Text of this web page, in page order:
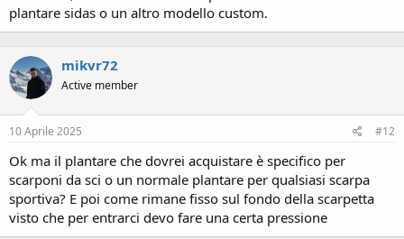
plantare sidas o un altro modello custom.
mikvr72
Active member
10 Aprile 2025 #12
Ok ma il plantare che dovrei acquistare è specifico per
scarponi da sci o un normale plantare per qualsiasi scarpa
sportiva? E poi come rimane fisso sul fondo della scarpetta
visto che per entrarci devo fare una certa pressione